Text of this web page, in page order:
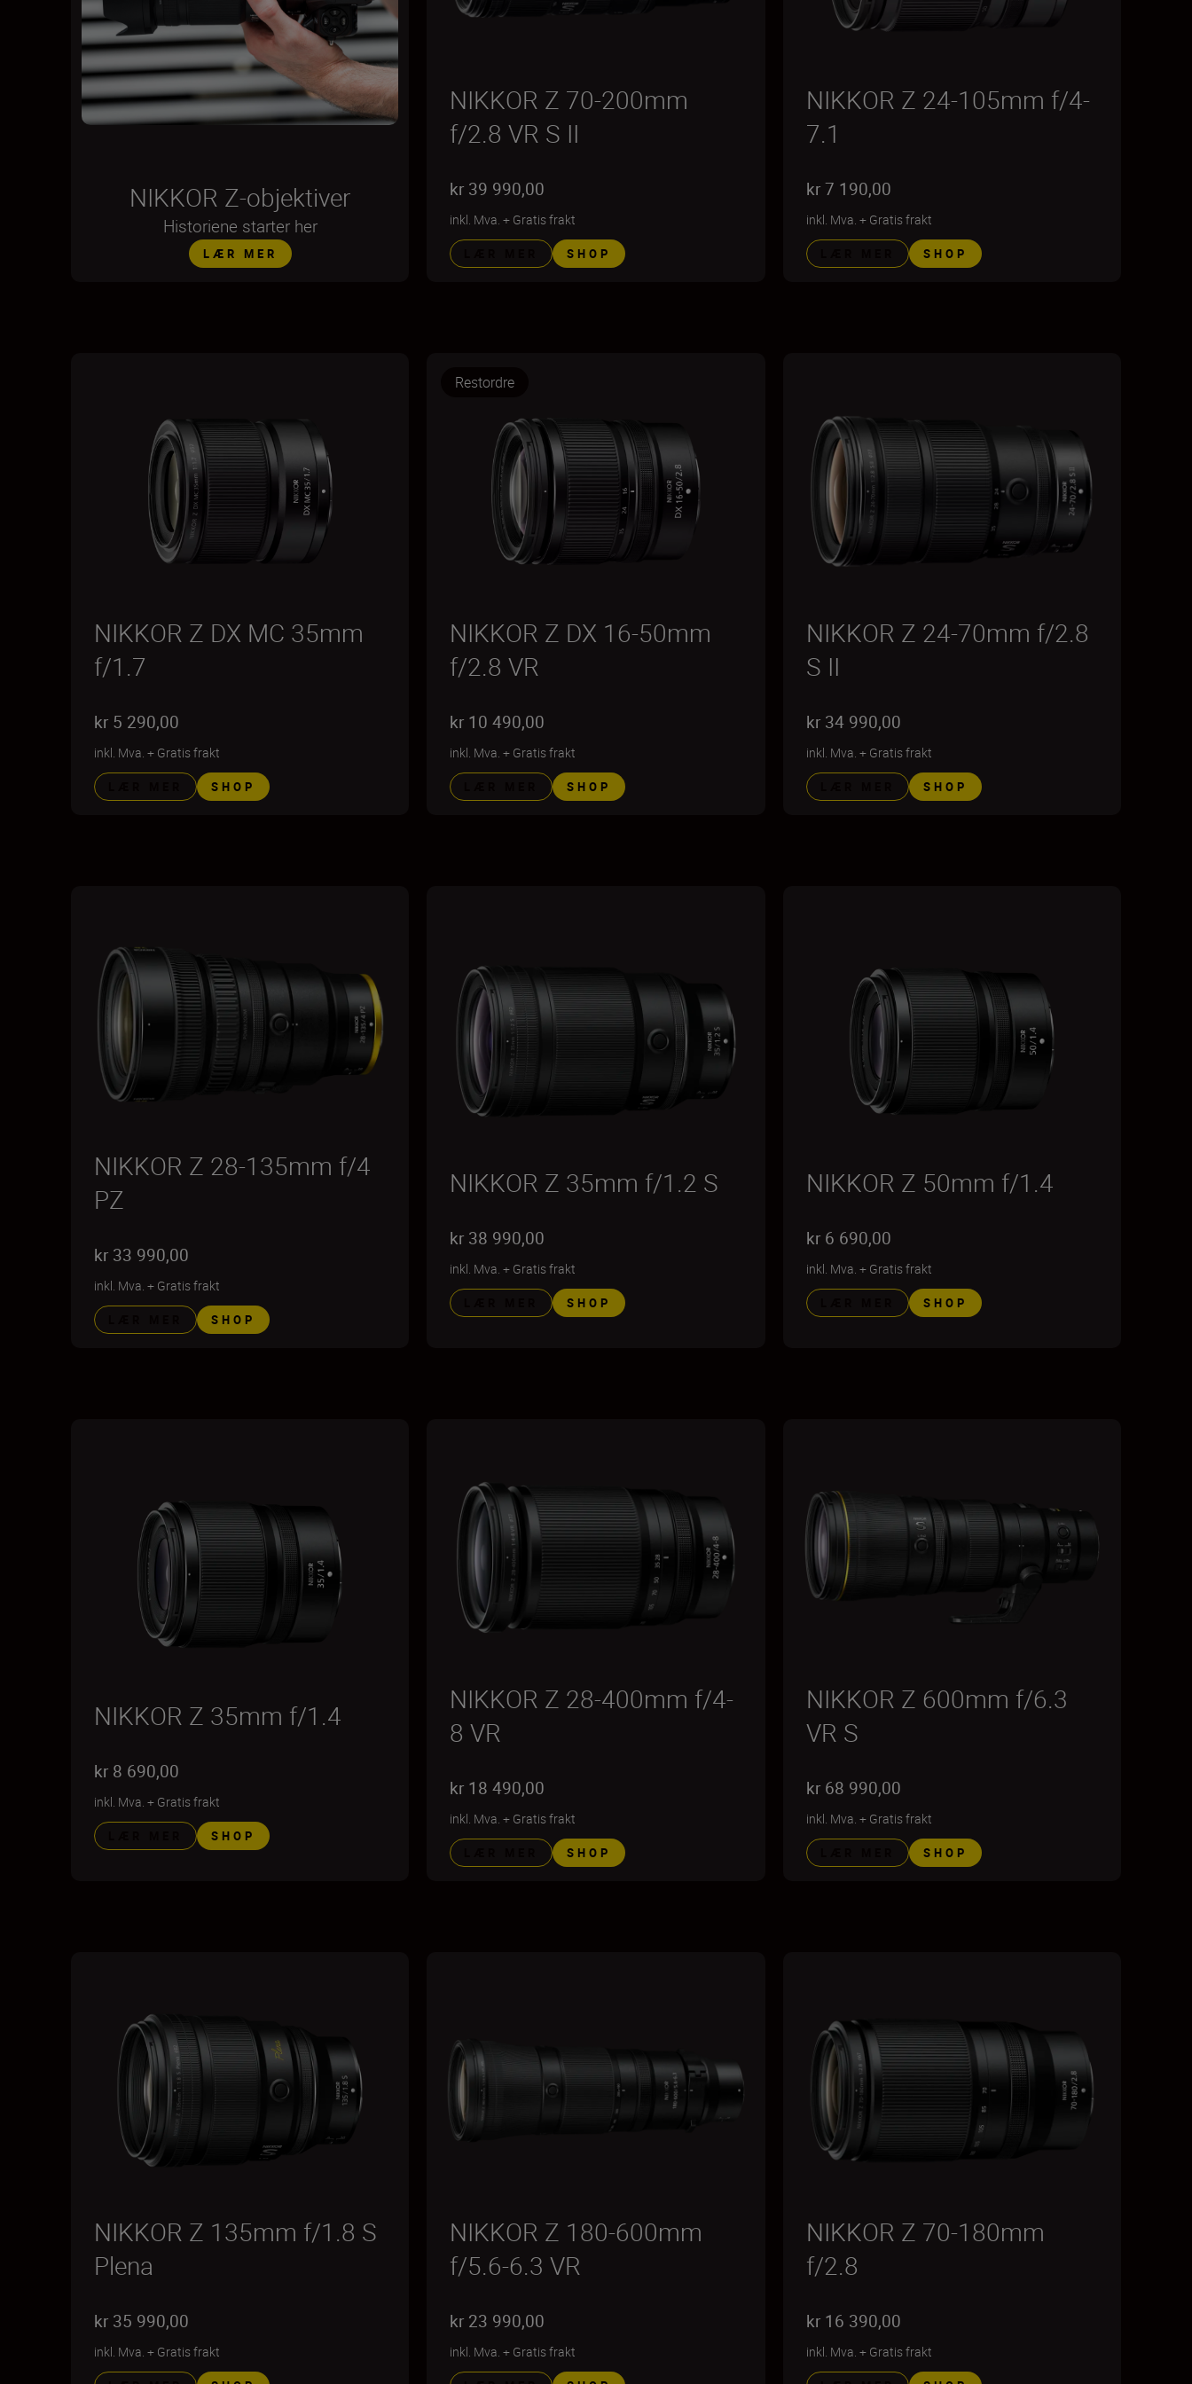
NIKKOR Z-objektiver
Historiene starter her
LÆR MER
NIKKOR Z 70-200mm
f/2.8 VR S II
kr 39 990,00
inkl. Mva. + Gratis frakt
SHOP
NIKKOR Z 24-105mm f/4-
7.1
kr 7 190,00
inkl. Mva. + Gratis frakt
SHOP
NIKKOR Z DX MC 35mm
f/1.7
kr 5 290,00
inkl. Mva. + Gratis frakt
SHOP
Restordre
NIKKOR Z DX 16-50mm
f/2.8 VR
kr 10 490,00
inkl. Mva. + Gratis frakt
SHOP
NIKKOR Z 24-70mm f/2.8
S II
kr 34 990,00
inkl. Mva. + Gratis frakt
SHOP
NIKKOR Z 28-135mm f/4
PZ
kr 33 990,00
inkl. Mva. + Gratis frakt
SHOP
NIKKOR Z 35mm f/1.2 S
kr 38 990,00
inkl. Mva. + Gratis frakt
SHOP
NIKKOR Z 50mm f/1.4
kr 6 690,00
inkl. Mva. + Gratis frakt
SHOP
NIKKOR Z 35mm f/1.4
kr 8 690,00
inkl. Mva. + Gratis frakt
SHOP
NIKKOR Z 28-400mm f/4-
8 VR
kr 18 490,00
inkl. Mva. + Gratis frakt
SHOP
NIKKOR Z 600mm f/6.3
VR S
kr 68 990,00
inkl. Mva. + Gratis frakt
SHOP
NIKKOR Z 135mm f/1.8 S
Plena
kr 35 990,00
inkl. Mva. + Gratis frakt
NIKKOR Z 180-600mm
f/5.6-6.3 VR
kr 23 990,00
inkl. Mva. + Gratis frakt
NIKKOR Z 70-180mm
f/2.8
kr 16 390,00
inkl. Mva. + Gratis frakt